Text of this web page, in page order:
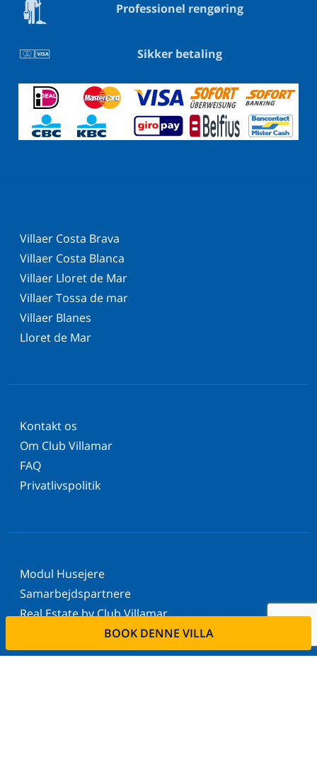
BOOK DENNE VILLA
Professionel rengøring
Sikker betaling
Villaer Costa Brava
Villaer Costa Blanca
Villaer Lloret de Mar
Villaer Tossa de mar
Villaer Blanes
Lloret de Mar
Kontakt os
Om Club Villamar
FAQ
Privatlivspolitik
Modul Husejere
Samarbejdspartnere
Real Estate by Club Villamar